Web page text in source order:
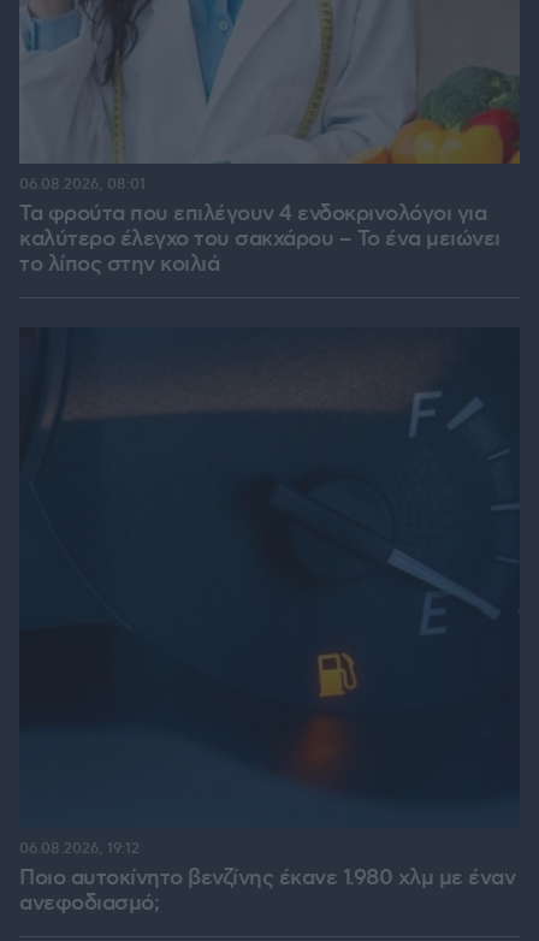
Τα φρούτα που επιλέγουν 4 ενδοκρινολόγοι για
καλύτερο έλεγχο του σακχάρου – Το ένα μειώνει
το λίπος στην κοιλιά
06.08.2026, 08:01
Ποιο αυτοκίνητο βενζίνης έκανε 1.980 χλμ με έναν
ανεφοδιασμό;
06.08.2026, 19:12